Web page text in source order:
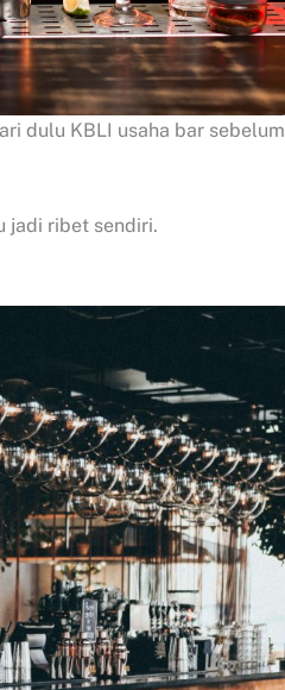
dulu KBLI usaha bar sebelum
jadi ribet sendiri.